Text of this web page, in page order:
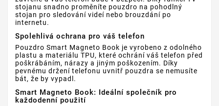
stojanu snadno proměníte pouzdro na pohodlný
stojan pro sledování videí nebo brouzdání po
internetu.
Spolehlivá ochrana pro váš telefon
Pouzdro Smart Magneto Book je vyrobeno z odolného
plastu a materiálu TPU, které ochrání váš telefon před
poškrábáním, nárazy a jiným poškozením. Díky
pevnému držení telefonu uvnitř pouzdra se nemusíte
bát, že by vypadl.
Smart Magneto Book: Ideální společník pro
každodenní použití